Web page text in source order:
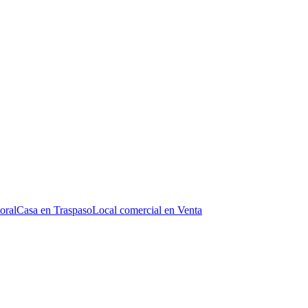
Casa en TraspasoLocal comercial en Venta